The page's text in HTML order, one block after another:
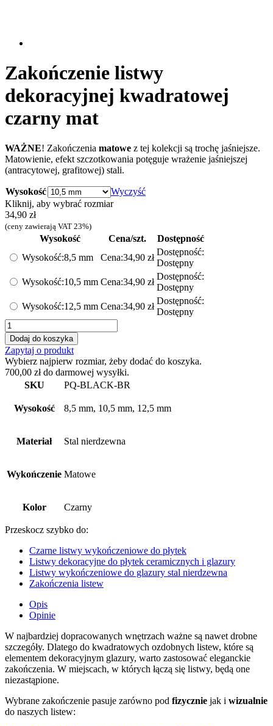
Zakończenie listwy
dekoracyjnej kwadratowej
czarny mat
WAŻNE! Zakończenia matowe z tej kolekcji są trochę jaśniejsze.
Matowienie, efekt szczotkowania potęguje wrażenie jaśniejszej
(antracytowej, grafitowej) stali.
Wysokość
Wyczyść
Kliknij, aby wybrać rozmiar
34,90 zł
(ceny zawierają VAT 23%)
Wysokość Cena/szt.
Dostępność
Wysokość:8,5 mm Cena:34,90 zł
Dostępność:
Dostępny
Wysokość:10,5 mm Cena:34,90 zł
Dostępność:
Dostępny
Wysokość:12,5 mm Cena:34,90 zł
Dostępność:
Dostępny
ilość
Zakończenie
listwy
dekoracyjnej
kwadratowej
czarny
Dodaj do koszyka
Zapytaj o produkt
Wybierz najpierw rozmiar, żeby dodać do koszyka.
700,00 złdo darmowej wysyłki.
SKU
PQ-BLACK-BR
Wysokość 8,5 mm, 10,5 mm, 12,5 mm
Materiał Stal nierdzewna
Wykończenie Matowe
Kolor Czarny
Przeskocz szybko do:
Czarne listwy wykończeniowe do płytek
Listwy dekoracyjne do płytek ceramicznych i glazury
Listwy wykończeniowe do glazury stal nierdzewna
Zakończenia listew
Opis
Opinie
W najbardziej dopracowanych wnętrzach ważne są nawet drobne
szczegóły. Dlatego do kwadratowych ozdobnych listew, które są
elementem dekoracyjnym glazury, warto zastosować eleganckie
zakończenia. W miejscach, w których łączą się listwy, będą one
niezastąpione.
Wybrane zakończenie pasuje zarówno pod fizycznie jak i wizualnie
do naszych listew: